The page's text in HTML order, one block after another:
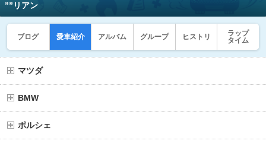
””リアン
ブログ 愛車紹介 アルバム グループ ヒストリ
ラップ
タイム
マツダ
BMW
ポルシェ